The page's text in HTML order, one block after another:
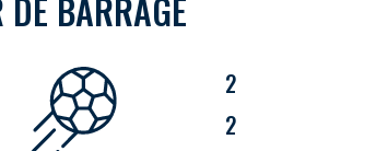
DE BARRAGE
2
2